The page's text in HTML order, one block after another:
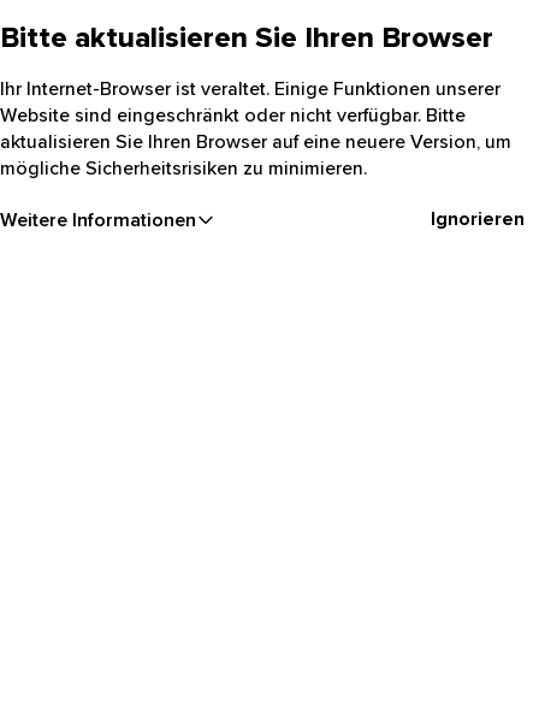
Bitte aktualisieren Sie Ihren Browser
Ihr Internet-Browser ist veraltet. Einige Funktionen unserer
Website sind eingeschränkt oder nicht verfügbar. Bitte
aktualisieren Sie Ihren Browser auf eine neuere Version, um
mögliche Sicherheitsrisiken zu minimieren.
Weitere Informationen Ignorieren